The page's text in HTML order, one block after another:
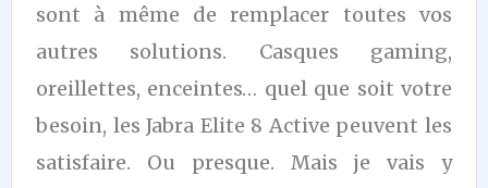
sont à même de remplacer toutes vos
autres solutions. Casques gaming,
oreillettes, enceintes… quel que soit votre
besoin, les Jabra Elite 8 Active peuvent les
satisfaire. Ou presque. Mais je vais y